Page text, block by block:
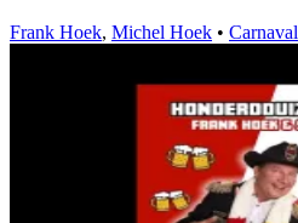
Frank Hoek, Michel Hoek • Carnaval